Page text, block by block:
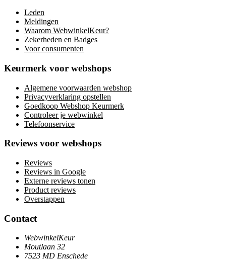
Leden
Meldingen
Waarom WebwinkelKeur?
Zekerheden en Badges
Voor consumenten
Keurmerk voor webshops
Algemene voorwaarden webshop
Privacyverklaring opstellen
Goedkoop Webshop Keurmerk
Controleer je webwinkel
Telefoonservice
Reviews voor webshops
Reviews
Reviews in Google
Externe reviews tonen
Product reviews
Overstappen
Contact
WebwinkelKeur
Moutlaan 32
7523 MD Enschede